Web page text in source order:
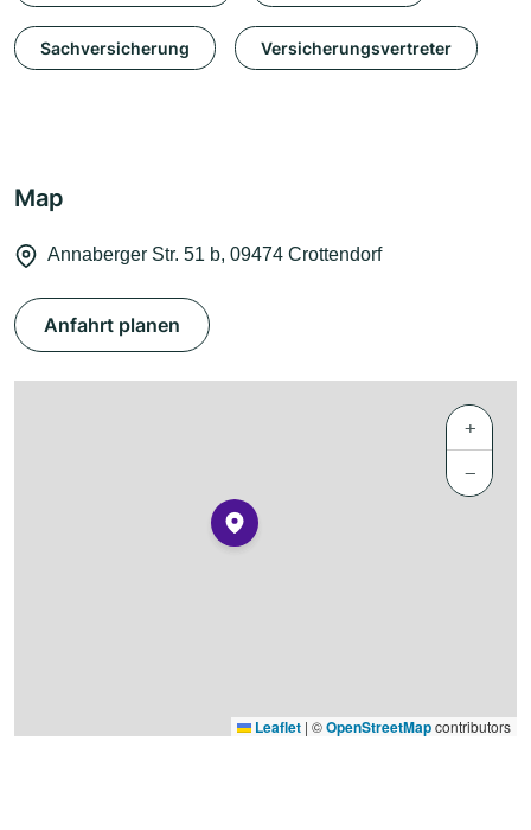
Sachversicherung Versicherungsvertreter
Map
Annaberger Str. 51 b, 09474 Crottendorf
Anfahrt planen
+
−
Leaflet | ©OpenStreetMapcontributors